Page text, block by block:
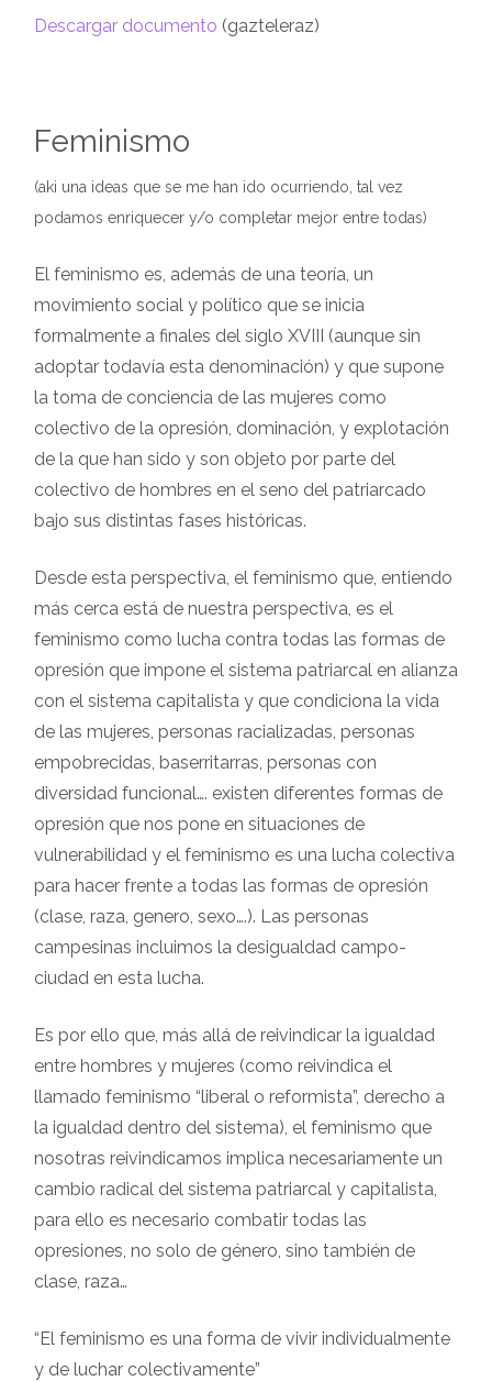
Descargar documento (gazteleraz)
Feminismo
(aki una ideas que se me han ido ocurriendo, tal vez
podamos enriquecer y/o completar mejor entre todas)
El feminismo es, además de una teoría, un
movimiento social y político que se inicia
formalmente a finales del siglo XVIII (aunque sin
adoptar todavía esta denominación) y que supone
la toma de conciencia de las mujeres como
colectivo de la opresión, dominación, y explotación
de la que han sido y son objeto por parte del
colectivo de hombres en el seno del patriarcado
bajo sus distintas fases históricas.
Desde esta perspectiva, el feminismo que, entiendo
más cerca está de nuestra perspectiva, es el
feminismo como lucha contra todas las formas de
opresión que impone el sistema patriarcal en alianza
con el sistema capitalista y que condiciona la vida
de las mujeres, personas racializadas, personas
empobrecidas, baserritarras, personas con
diversidad funcional…. existen diferentes formas de
opresión que nos pone en situaciones de
vulnerabilidad y el feminismo es una lucha colectiva
para hacer frente a todas las formas de opresión
(clase, raza, genero, sexo….). Las personas
campesinas incluimos la desigualdad campo-
ciudad en esta lucha.
Es por ello que, más allá de reivindicar la igualdad
entre hombres y mujeres (como reivindica el
llamado feminismo “liberal o reformista”, derecho a
la igualdad dentro del sistema), el feminismo que
nosotras reivindicamos implica necesariamente un
cambio radical del sistema patriarcal y capitalista,
para ello es necesario combatir todas las
opresiones, no solo de género, sino también de
clase, raza…
“El feminismo es una forma de vivir individualmente
y de luchar colectivamente”